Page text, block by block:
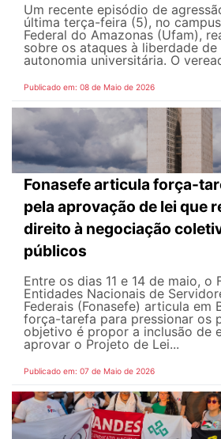
Um recente episódio de
última terça-feira (5), no
Federal do Amazonas (Ufam),
sobre os ataques à liberdade
autonomia universitária. O
Publicado em: 08 de Maio de 2026
Fonasefe articula força-
pela aprovação de lei que
direito à negociação
públicos
Entre os dias 11 e 14 de maio, o
Entidades Nacionais de
Federais (Fonasefe) articula em
força-tarefa para pressionar os
objetivo é propor a inclusão de
aprovar o Projeto de Lei...
Publicado em: 07 de Maio de 2026